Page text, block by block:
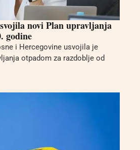
novi Plan upravljanja
godine
i Hercegovine usvojila je
otpadom za razdoblje od